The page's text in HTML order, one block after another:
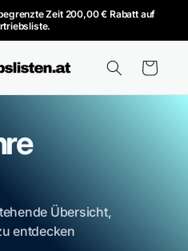
Zeit 200,00 € Rabatt auf
Warenkorb
Übersicht,
entdecken